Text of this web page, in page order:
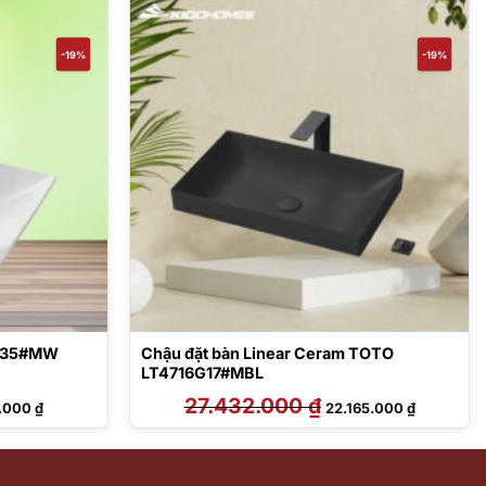
-19%
₫Giá
hiện
tại
5.683.000 ₫.
-19%
Chậu đặt bàn Linear Ceram TOTO
LT4716G17#MBL
27.432.000₫ Giá
gốc
là:
22.165.000₫Giá
hiện
tại